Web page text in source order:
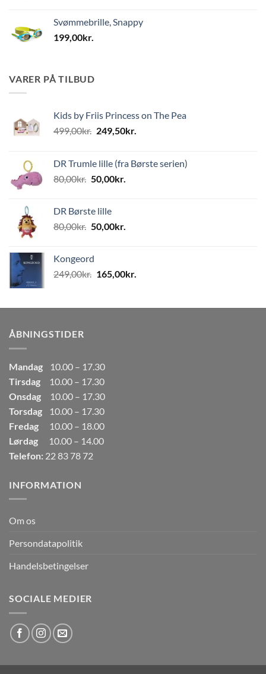
Svømmebrille, Snappy
199,00kr.
VARER PÅ TILBUD
Kids by Friis Princess on The Pea
499,00kr. Den
var:
499,00kr..
249,50kr.
er:
DR Trumle lille (fra Børste serien)
80,00kr. Den
var:
80,00kr..
50,00kr.
50,00kr..
DR Børste lille
80,00kr. Den
var:
80,00kr..
50,00kr.
50,00kr..
Kongeord
249,00kr. Den
var:
165,00kr.
er:
ÅBNINGSTIDER
Mandag
10.00 – 17.30
Tirsdag
10.00 – 17.30
Onsdag
10.00 – 17.30
Torsdag
10.00 – 17.30
Fredag
10.00 – 18.00
Lørdag
10.00 – 14.00
Telefon: 22 83 78 72
INFORMATION
Om os
Persondatapolitik
Handelsbetingelser
SOCIALE MEDIER